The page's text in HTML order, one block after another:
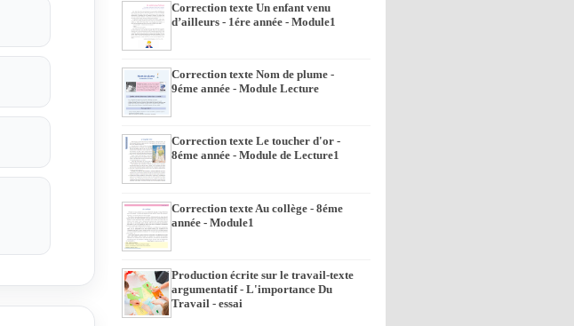
Correction texte Un enfant venu
d’ailleurs - 1ére année - Module1
Correction texte Nom de plume -
9éme année - Module Lecture
Correction texte Le toucher d'or -
8éme année - Module de Lecture1
Correction texte Au collège - 8éme
année - Module1
Production écrite sur le travail-texte
argumentatif - L'importance Du
Travail - essai